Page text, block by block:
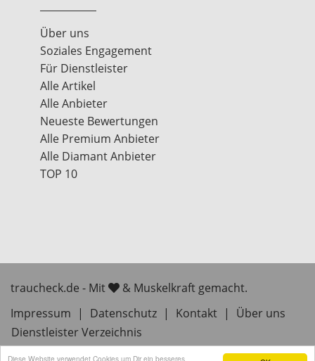
Diese Website verwendet Cookies um Dir ein besseres
Über uns
Soziales Engagement
Für Dienstleister
Alle Artikel
Alle Anbieter
Neueste Bewertungen
Alle Premium Anbieter
Alle Diamant Anbieter
TOP 10
traucheck.de - Mit
& Muskelkraft gemacht.
Impressum
| Datenschutz | Kontakt |
Über uns
Dienstleister Verzeichnis